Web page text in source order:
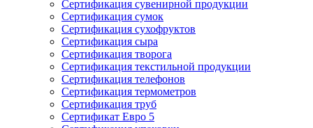
Сертификация сувенирной продукции
Сертификация сумок
Сертификация сухофруктов
Сертификация сыра
Сертификация творога
Сертификация текстильной продукции
Сертификация телефонов
Сертификация термометров
Сертификация труб
Сертификат Евро 5